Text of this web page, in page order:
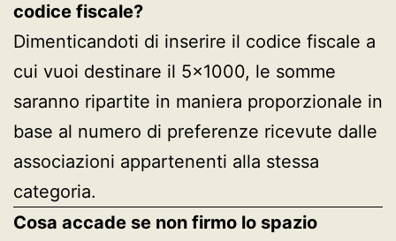
codice fiscale?
Dimenticandoti di inserire il codice fiscale a
cui vuoi destinare il 5×1000, le somme
saranno ripartite in maniera proporzionale in
base al numero di preferenze ricevute dalle
associazioni appartenenti alla stessa
categoria.
Cosa accade se non firmo lo spazio